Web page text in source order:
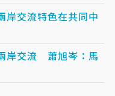
交流特色在共同中
岸交流 蕭旭岑：馬